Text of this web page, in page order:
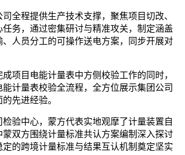
司全程提供生产技术支撑，聚焦项目切改、
务，通过密集研讨与精准攻关，制定涵盖
人员分工的可操作送电方案，同步开展对
项目电能计量表中方侧校验工作的同时，
计量表校验全流程，全方位展示集团公司
先进经验。
验中心，蒙方代表实地观摩了计量装置自
双方围绕计量标准共认方案编制深入探讨
的跨境计量标准与结果互认机制奠定坚实